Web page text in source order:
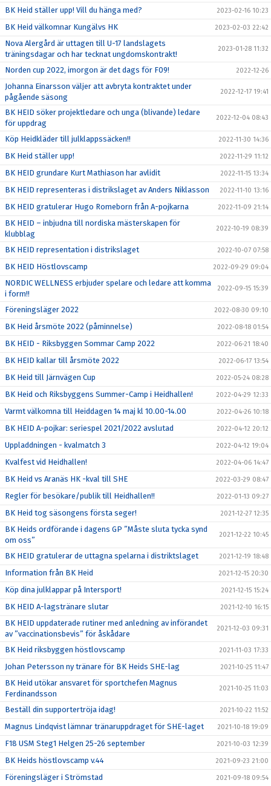
BK Heid ställer upp! Vill du hänga med? 2023-02-16 10:23
BK Heid välkomnar Kungälvs HK 2023-02-03 22:42
Nova Alergård är uttagen till U-17 landslagets
träningsdagar och har tecknat ungdomskontrakt!
2023-01-28 11:32
Norden cup 2022, imorgon är det dags för F09! 2022-12-26
Johanna Einarsson väljer att avbryta kontraktet under
pågående säsong
2022-12-17 19:41
BK HEID söker projektledare och unga (blivande) ledare
för uppdrag
2022-12-04 08:43
Köp Heidkläder till julklappssäcken!! 2022-11-30 14:36
BK Heid ställer upp! 2022-11-29 11:12
BK HEID grundare Kurt Mathiason har avlidit 2022-11-15 13:34
BK HEID representeras i distrikslaget av Anders Niklasson 2022-11-10 13:16
BK HEID gratulerar Hugo Romeborn från A-pojkarna 2022-11-09 21:14
BK HEID – inbjudna till nordiska mästerskapen för
klubblag
2022-10-19 08:39
BK HEID representation i distrikslaget 2022-10-07 07:58
BK HEID Höstlovscamp 2022-09-29 09:04
NORDIC WELLNESS erbjuder spelare och ledare att komma
i form!!
2022-09-15 15:39
Föreningsläger 2022 2022-08-30 09:10
BK Heid årsmöte 2022 (påminnelse) 2022-08-18 01:54
BK HEID - Riksbyggen Sommar Camp 2022 2022-06-21 18:40
BK HEID kallar till årsmöte 2022 2022-06-17 13:54
BK Heid till Järnvägen Cup 2022-05-24 08:28
BK Heid och Riksbyggens Summer-Camp i Heidhallen! 2022-04-29 12:33
Varmt välkomna till Heiddagen 14 maj kl 10.00-14.00 2022-04-26 10:18
BK HEID A-pojkar: seriespel 2021/2022 avslutad 2022-04-12 20:12
Uppladdningen - kvalmatch 3 2022-04-12 19:04
Kvalfest vid Heidhallen! 2022-04-06 14:47
BK Heid vs Aranäs HK -kval till SHE 2022-03-29 08:47
Regler för besökare/publik till Heidhallen!! 2022-01-13 09:27
BK Heid tog säsongens första seger! 2021-12-27 12:35
BK Heids ordförande i dagens GP ”Måste sluta tycka synd
om oss”
2021-12-22 10:45
BK HEID gratulerar de uttagna spelarna i distriktslaget 2021-12-19 18:48
Information från BK Heid 2021-12-15 20:30
Köp dina julklappar på Intersport! 2021-12-15 15:24
BK HEID A-lagstränare slutar 2021-12-10 16:15
BK HEID uppdaterade rutiner med anledning av införandet
av ”vaccinationsbevis” för åskådare
2021-12-03 09:31
BK Heid riksbyggen höstlovscamp 2021-11-03 17:33
Johan Petersson ny tränare för BK Heids SHE-lag 2021-10-25 11:47
BK Heid utökar ansvaret för sportchefen Magnus
Ferdinandsson
2021-10-25 11:03
Beställ din supportertröja idag! 2021-10-22 11:52
Magnus Lindqvist lämnar tränaruppdraget för SHE-laget 2021-10-18 19:09
F18 USM Steg1 Helgen 25-26 september 2021-10-03 12:39
BK Heids höstlovscamp v.44 2021-09-23 21:00
Föreningsläger i Strömstad 2021-09-18 09:54